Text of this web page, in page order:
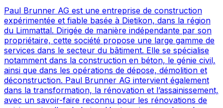
Paul Brunner AG est une entreprise de construction
expérimentée et fiable basée à Dietikon, dans la région
du Limmattal. Dirigée de manière indépendante par son
propriétaire, cette société propose une large gamme de
services dans le secteur du bâtiment. Elle se spécialise
notamment dans la construction en béton, le génie civil,
ainsi que dans les opérations de dépose, démolition et
déconstruction. Paul Brunner AG intervient également
dans la transformation, la rénovation et l’assainissement,
avec un savoir-faire reconnu pour les rénovations de